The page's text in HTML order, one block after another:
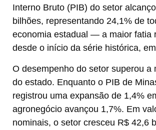
Interno Bruto (PIB) do setor
bilhões, representando 24,1% de
economia estadual — a maior fatia
desde o início da série histórica,
O desempenho do setor superou a
do estado. Enquanto o PIB de
registrou uma expansão de 1,4%
agronegócio avançou 1,7%. Em
nominais, o setor cresceu R$ 42,6